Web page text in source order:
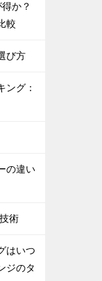
か？
較
び方
ング：
の違い
術
はいつ
ジのタ